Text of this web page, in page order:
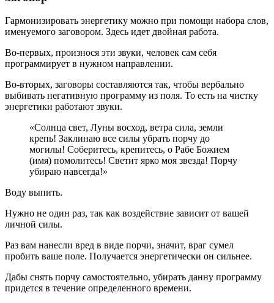
Гармонизировать энергетику можно при помощи набора слов,
именуемого заговором. Здесь идет двойная работа.
Во-первых, произнося эти звуки, человек сам себя
программирует в нужном направлении.
Во-вторых, заговоры составляются так, чтобы вербально
выбивать негативную программу из поля. То есть на чистку
энергетики работают звуки.
«Солнца свет, Луны восход, ветра сила, земли
крепь! Заклинаю все силы убрать порчу до
могилы! Соберитесь, крепитесь, о Рабе Божием
(имя) помолитесь! Светит ярко моя звезда! Порчу
убираю навсегда!»
Воду выпить.
Нужно не один раз, так как воздействие зависит от вашей
личной силы.
Раз вам нанесли вред в виде порчи, значит, враг сумел
пробить ваше поле. Получается энергетически он сильнее.
Дабы снять порчу самостоятельно, убирать данну программу
придется в течение определенного времени.